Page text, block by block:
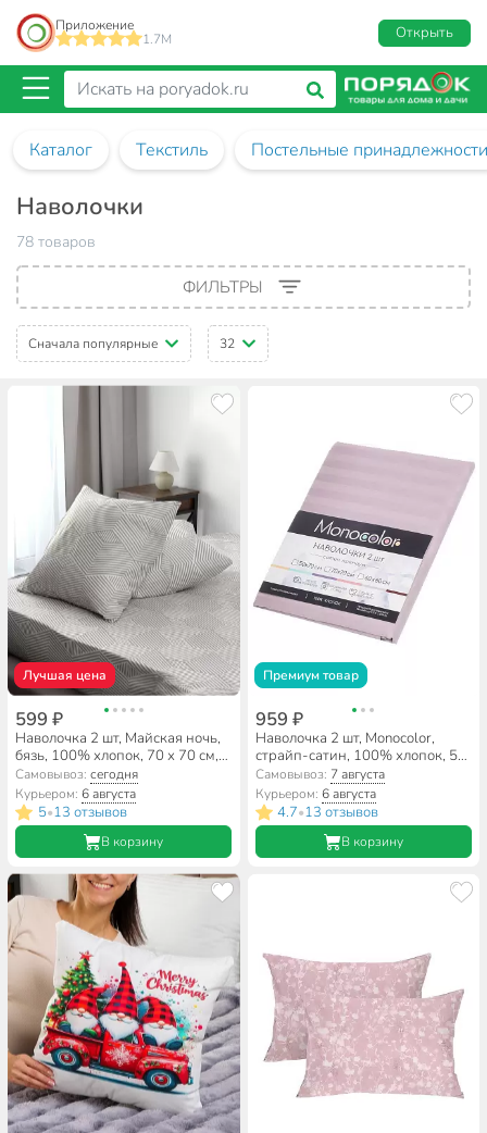
Приложение
1.7M
Открыть
Каталог Текстиль Постельные принадлежности
Наволочки
78 товаров
ФИЛЬТРЫ
Сначала популярные 32
Лучшая цена
599 ₽
Наволочка 2 шт, Майская ночь,
бязь, 100% хлопок, 70 х 70 см,
120 г/м2, 7649/8
Самовывоз:сегодня
Курьером:6 августа
5•13 отзывов
В корзину
Премиум товар
959 ₽
Наволочка 2 шт, Monocolor,
страйп-сатин, 100% хлопок, 50
х 70 см, сирень, 140 г/м2, 4308
Самовывоз: 7 августа
Курьером: 6 августа
4.7•13 отзывов
В корзину